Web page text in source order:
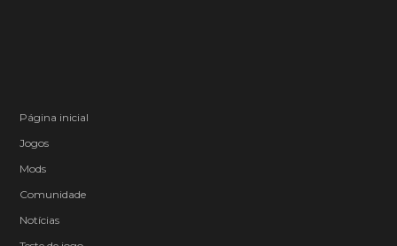
Página inicial
Jogos
Mods
Comunidade
Notícias